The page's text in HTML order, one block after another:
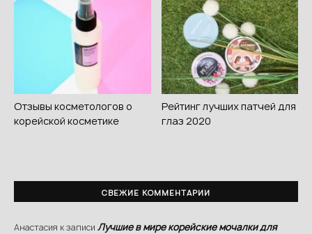
Отзывы косметологов о
корейской косметике
Рейтинг лучших патчей для
глаз 2020
СВЕЖИЕ КОММЕНТАРИИ
Анастасия к записи Лучшие в мире корейские мочалки для